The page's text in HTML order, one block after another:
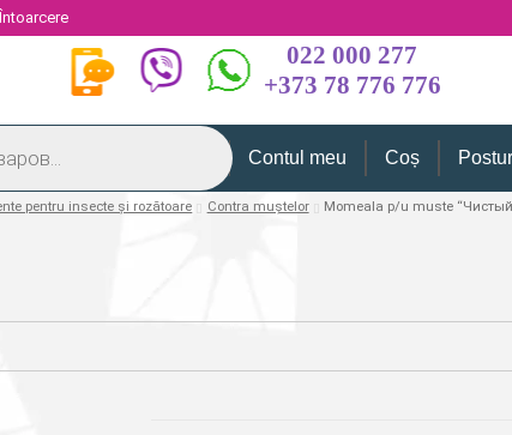
Întoarcere
022 000 277
+373 78 776 776
Contul meu Coș
pentru insecte și rozătoare Contra muștelor Momeala p/u muste